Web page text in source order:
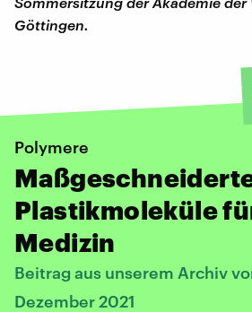
Göttingen.
Polymere
Plastikmoleküle
Medizin
Beitrag aus unserem Archiv
Dezember 2021